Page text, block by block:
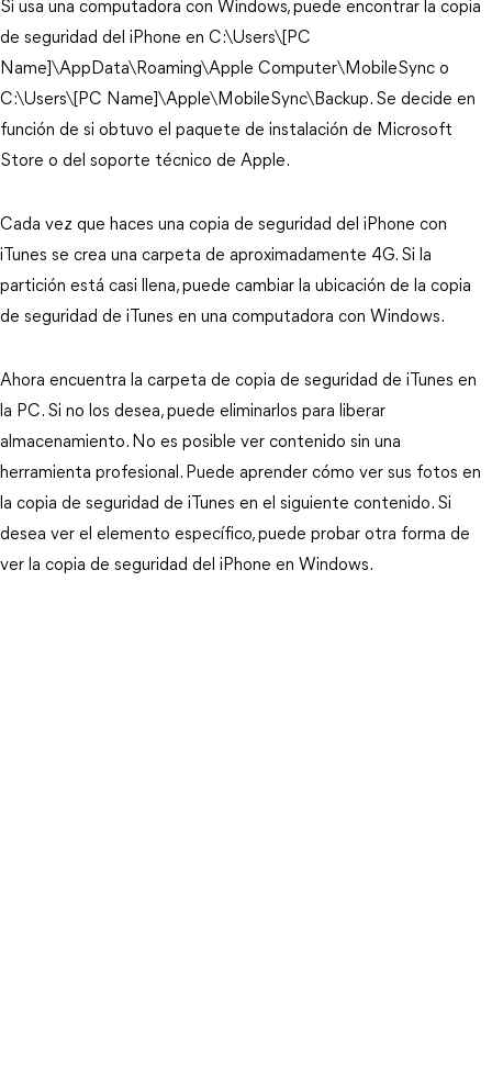
Si usa una computadora con Windows, puede encontrar la copia
de seguridad del iPhone en C:\Users\[PC
Name]\AppData\Roaming\Apple Computer\MobileSync o
C:\Users\[PC Name]\Apple\MobileSync\Backup. Se decide en
función de si obtuvo el paquete de instalación de Microsoft
Store o del soporte técnico de Apple.
Cada vez que haces una copia de seguridad del iPhone con
iTunes se crea una carpeta de aproximadamente 4G. Si la
partición está casi llena, puede cambiar la ubicación de la copia
de seguridad de iTunes en una computadora con Windows.
Ahora encuentra la carpeta de copia de seguridad de iTunes en
la PC. Si no los desea, puede eliminarlos para liberar
almacenamiento. No es posible ver contenido sin una
herramienta profesional. Puede aprender cómo ver sus fotos en
la copia de seguridad de iTunes en el siguiente contenido. Si
desea ver el elemento específico, puede probar otra forma de
ver la copia de seguridad del iPhone en Windows.